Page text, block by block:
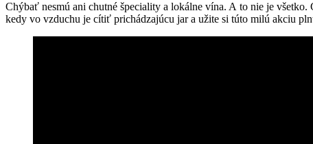
Chýbať nesmú ani chutné špeciality a lokálne vína. A to nie je
kedy vo vzduchu je cítiť prichádzajúcu jar a užite si túto milú akciu